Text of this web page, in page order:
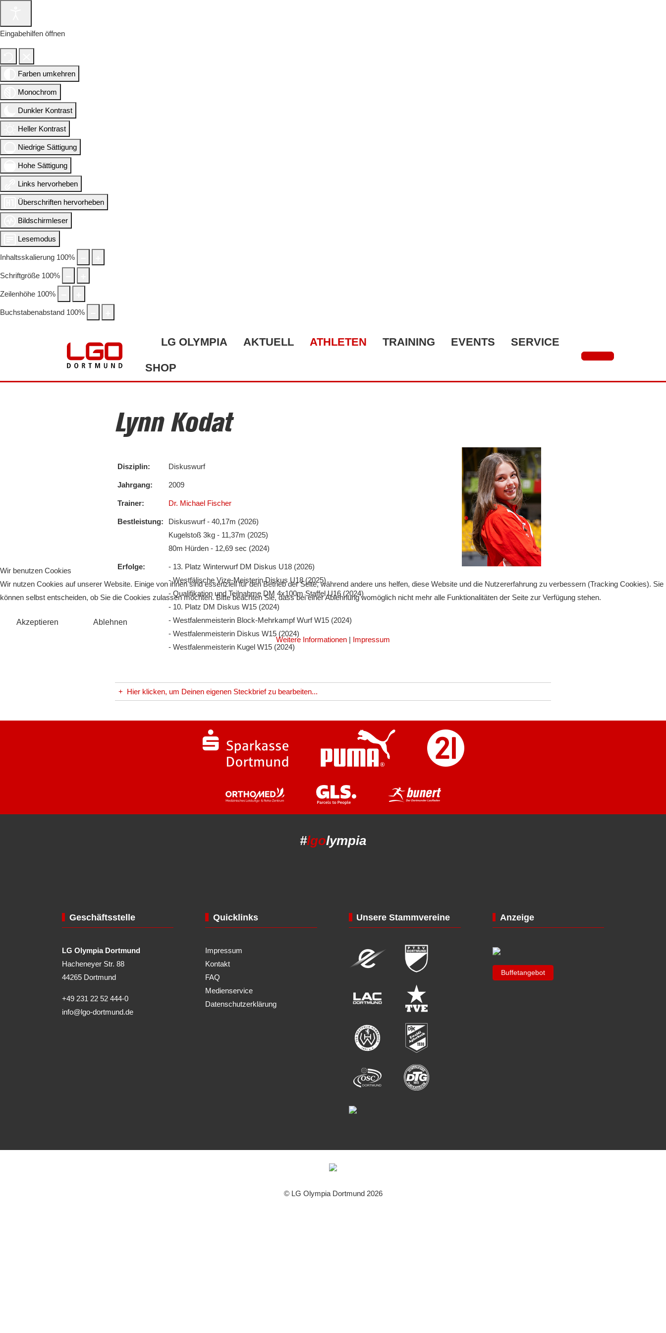
Eingabehilfen öffnen
Farben umkehren
Monochrom
Dunkler Kontrast
Heller Kontrast
Niedrige Sättigung
Hohe Sättigung
Links hervorheben
Überschriften hervorheben
Bildschirmleser
Lesemodus
Inhaltsskalierung 100%
Schriftgröße 100%
Zeilenhöhe 100%
Buchstabenabstand 100%
LG OLYMPIA AKTUELL ATHLETEN TRAINING EVENTS SERVICE
SHOP
Lynn Kodat
Disziplin: Diskuswurf
Jahrgang: 2009
Trainer: Dr. Michael Fischer
Bestleistung:
Diskuswurf - 40,17m (2026)
Kugelstoß 3kg - 11,37m (2025)
80m Hürden - 12,69 sec (2024)
Erfolge:
- 13. Platz Winterwurf DM Diskus U18 (2026)
- Westfälische Vize-Meisterin Diskus U18 (2025)
- Qualifikation und Teilnahme DM 4x100m Staffel U16 (2024)
- 10. Platz DM Diskus W15 (2024)
- Westfalenmeisterin Block-Mehrkampf Wurf W15 (2024)
- Westfalenmeisterin Diskus W15 (2024)
- Westfalenmeisterin Kugel W15 (2024)
+ Hier klicken, um Deinen eigenen Steckbrief zu bearbeiten...
#lgolympia
Geschäftsstelle
LG Olympia Dortmund
Hacheneyer Str. 88
44265 Dortmund
+49 231 22 52 444-0
info@lgo-dortmund.de
Quicklinks
Impressum
Kontakt
FAQ
Medienservice
Datenschutzerklärung
Unsere Stammvereine Anzeige
Buffetangebot
© LG Olympia Dortmund 2026
Wir benutzen Cookies
Wir nutzen Cookies auf unserer Website. Einige von ihnen sind essenziell für den Betrieb der Seite, während andere uns helfen, diese Website und die Nutzererfahrung zu verbessern (Tracking Cookies). Sie
können selbst entscheiden, ob Sie die Cookies zulassen möchten. Bitte beachten Sie, dass bei einer Ablehnung womöglich nicht mehr alle Funktionalitäten der Seite zur Verfügung stehen.
Akzeptieren Ablehnen
Weitere Informationen | Impressum